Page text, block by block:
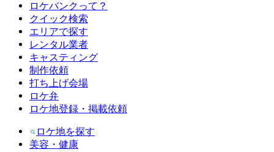
ロケバンクって？
クイック検索
エリアで探す
レンタル業者
キャスティング
制作依頼
打ち上げ会場
ロケ弁
ロケ地登録・掲載依頼
ロケ地を探す
美容・健康